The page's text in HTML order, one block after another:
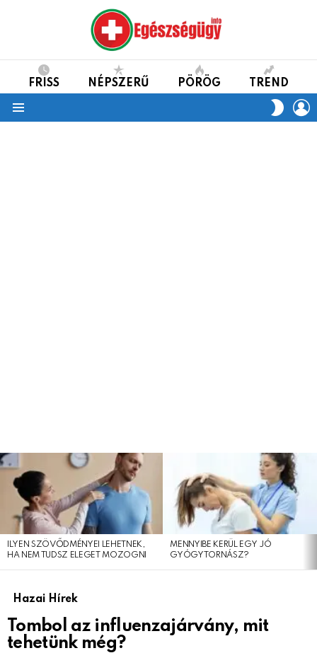
FRISS NÉPSZERŰ PÖRÖG TREND
SKIN
LEGFRISSEBB
CIKKEINK
ILYEN SZÖVŐDMÉNYEI LEHETNEK,
HA NEM TUDSZ ELEGET MOZOGNI
MENNYIBE KERÜL EGY JÓ
GYÓGYTORNÁSZ?
Hazai Hírek
Tombol az influenzajárvány, mit
tehetünk még?